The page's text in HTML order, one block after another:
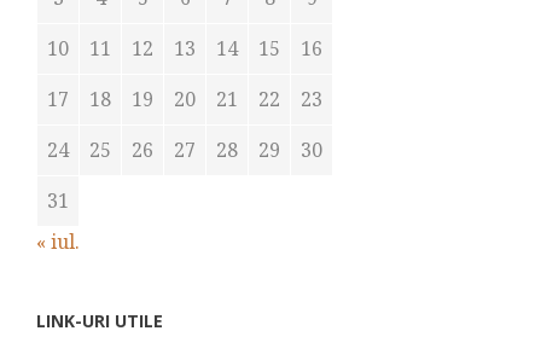
10
11 12 13 14 15
16
17
18 19 20 21 22
23
24
25 26 27 28 29
30
31
« iul.
LINK-URI UTILE